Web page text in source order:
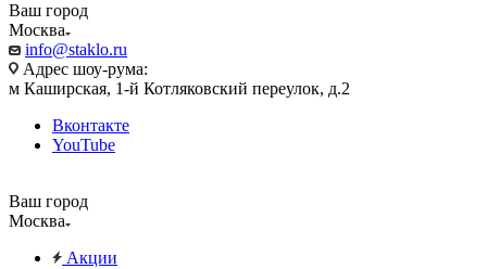
Ваш город
Москва
info@staklo.ru
Адрес шоу-рума:
м Каширская, 1-й Котляковский переулок, д.2
Вконтакте
YouTube
Ваш город
Москва
Акции